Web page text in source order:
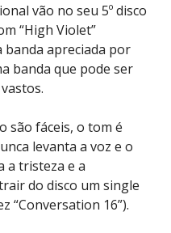
vão no seu 5º disco
“High Violet”
banda apreciada por
banda que pode ser
são fáceis, o tom é
levanta a voz e o
a tristeza e a
do disco um single
“Conversation 16”).